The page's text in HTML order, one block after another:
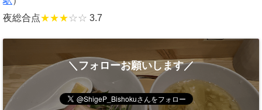
夜総合点★★★☆☆ 3.7
＼フォローお願いします／